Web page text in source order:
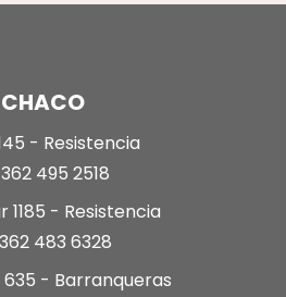
CHACO
- Resistencia
495 2518
1185 - Resistencia
483 6328
635 - Barranqueras